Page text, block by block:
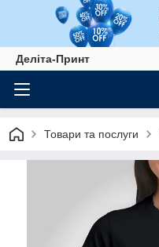
Деліта-Принт
Товари та послуги